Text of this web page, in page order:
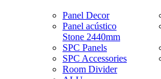
Panel Decor
Panel acústico
Stone 2440mm
SPC Panels
SPC Accessories
Room Divider